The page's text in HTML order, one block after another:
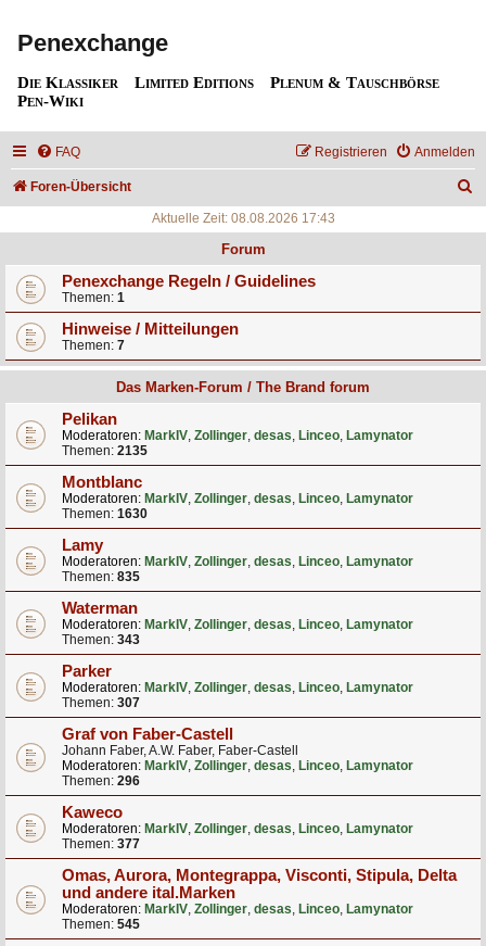
Penexchange
Die Klassiker Limited Editions
Plenum & Tauschbörse
Pen-Wiki
FAQ Anmelden
Registrieren
Foren-Übersicht
Aktuelle Zeit: 08.08.2026 17:43
Forum
Penexchange Regeln / Guidelines
Themen: 1
Hinweise / Mitteilungen
Themen: 7
Das Marken-Forum / The Brand forum
Pelikan
Moderatoren: MarkIV, Zollinger, desas, Linceo, Lamynator
Themen: 2135
Montblanc
Moderatoren: MarkIV, Zollinger, desas, Linceo, Lamynator
Themen: 1630
Lamy
Moderatoren: MarkIV, Zollinger, desas, Linceo, Lamynator
Themen: 835
Waterman
Moderatoren: MarkIV, Zollinger, desas, Linceo, Lamynator
Themen: 343
Parker
Moderatoren: MarkIV, Zollinger, desas, Linceo, Lamynator
Themen: 307
Graf von Faber-Castell
Johann Faber, A.W. Faber, Faber-Castell
Moderatoren: MarkIV, Zollinger, desas, Linceo, Lamynator
Themen: 296
Kaweco
Moderatoren: MarkIV, Zollinger, desas, Linceo, Lamynator
Themen: 377
Omas, Aurora, Montegrappa, Visconti, Stipula, Delta
und andere ital.Marken
Moderatoren: MarkIV, Zollinger, desas, Linceo, Lamynator
Themen: 545